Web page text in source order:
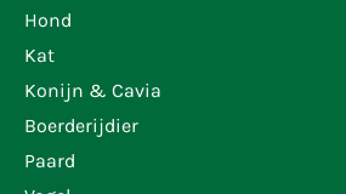
Hond
Kat
Konijn & Cavia
Boerderijdier
Paard